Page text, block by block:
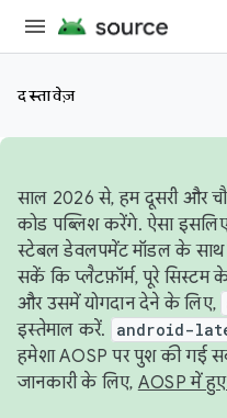
दस्तावेज़
साल 2026 से, हम दूसरी और
कोड पब्लिश करेंगे. ऐसा
स्टेबल डेवलपमेंट मॉडल के
सकें कि प्लैटफ़ॉर्म, पूरे सिस्टम
और उसमें योगदान देने के लिए,
इस्तेमाल करें.
android-
हमेशा AOSP पर पुश की गई
जानकारी के लिए, AOSP में